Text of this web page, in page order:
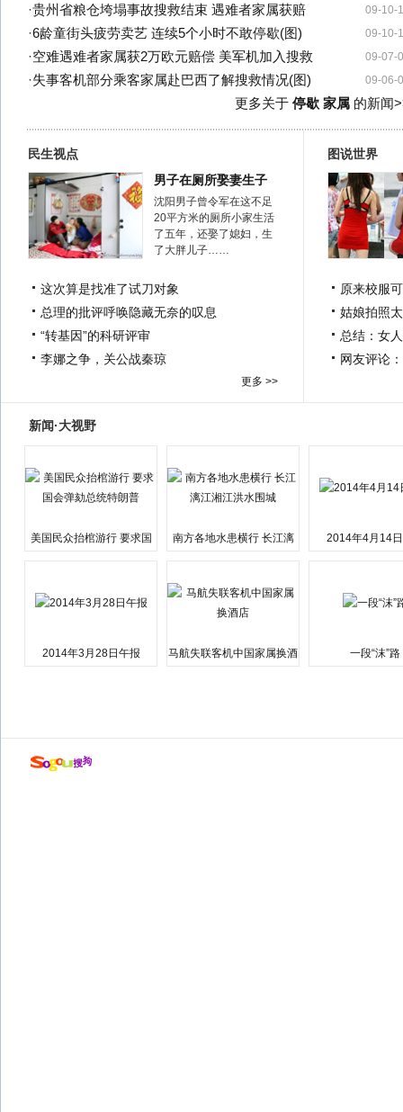
09-10-
·贵州省粮仓垮塌事故搜救结束 遇难者家属获赔
09-10-
·6龄童街头疲劳卖艺 连续5个小时不敢停歇(图)
09-07-
·空难遇难者家属获2万欧元赔偿 美军机加入搜救
09-06-
·失事客机部分乘客家属赴巴西了解搜救情况(图)
更多关于 停歇 家属的新闻
民生视点
男子在厕所娶妻生子
沈阳男子曾令军在这不足
20平方米的厕所小家生活
了五年，还娶了媳妇，生
了大胖儿子……
这次算是找准了试刀对象
总理的批评呼唤隐藏无奈的叹息
“转基因”的科研评审
李娜之争，关公战秦琼
更多 >>
图说世界
原来校服
姑娘拍照
总结：女
网友评论
新闻·大视野
美国民众抬棺游行 要求国
南方各地水患横行 长江漓
2014年4月14
2014年3月28日午报
马航失联客机中国家属换酒
一段“沫”路